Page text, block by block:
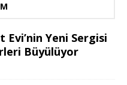
Evi’nin Yeni Sergisi
Büyülüyor